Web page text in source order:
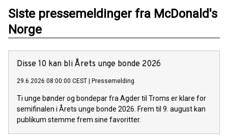
Siste pressemeldinger fra McDonald's
Norge
Disse 10 kan bli Årets unge bonde 2026
29.6.2026 08:00:00 CEST Pressemelding
Ti unge bønder og bondepar fra Agder til Troms er klare for
semifinalen i Årets unge bonde 2026. Frem til 9. august kan
publikum stemme frem sine favoritter.